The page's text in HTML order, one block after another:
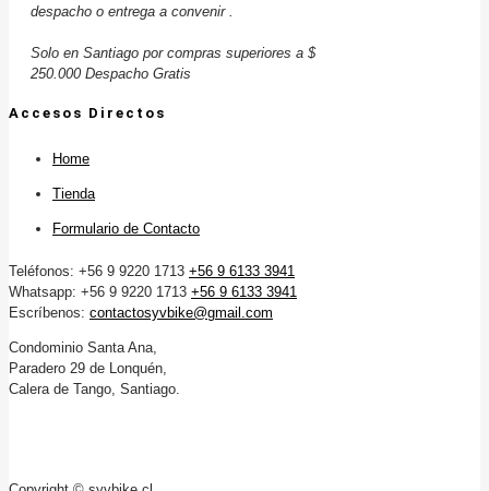
despacho o entrega a convenir .
Solo en Santiago por compras superiores a $
250.000 Despacho Gratis
Accesos Directos
Home
Tienda
Formulario de Contacto
Teléfonos: +56 9 9220 1713 +56 9 6133 3941
Whatsapp: +56 9 9220 1713 +56 9 6133 3941
Escríbenos: contactosyvbike@gmail.com
Condominio Santa Ana,
Paradero 29 de Lonquén,
Calera de Tango, Santiago.